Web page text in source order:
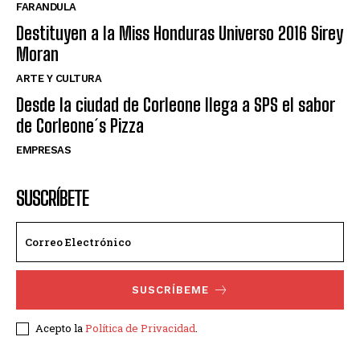
FARANDULA
Destituyen a la Miss Honduras Universo 2016 Sirey
Moran
ARTE Y CULTURA
Desde la ciudad de Corleone llega a SPS el sabor
de Corleone´s Pizza
EMPRESAS
SUSCRÍBETE
SUSCRÍBEME
Acepto laPolítica de Privacidad.